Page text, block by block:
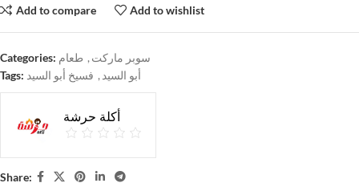
Add to compare Add to wishlist
Categories: سوبر ماركت , طعام
Tags:
أبو السيد , فسيخ أبو السيد
أكلة حرشة
Share: